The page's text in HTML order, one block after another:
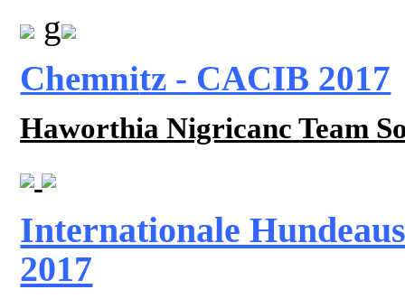
g
Chemnitz - CACIB 2017
Haworthia Nigricanc Team
Internationale
2017